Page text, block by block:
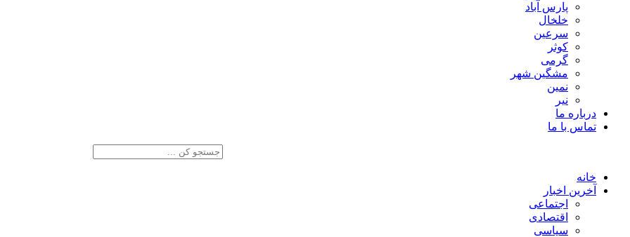
پارس آباد
خلخال
سرعین
کوثر
گرمی
مشگین شهر
نمین
نیر
درباره ما
تماس با ما
خانه
آخرین اخبار
اجتماعی
اقتصادی
سیاسی